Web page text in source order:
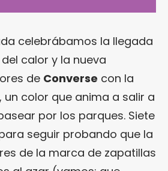
celebrábamos la llegada
calor y la nueva
de Converse con la
un color que anima a salir a
por los parques. Siete
seguir probando que la
de la marca de zapatillas